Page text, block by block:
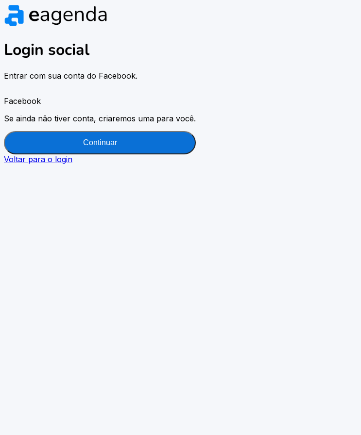
Login social
Entrar com sua conta do Facebook.
Facebook
Se ainda não tiver conta, criaremos uma para você.
Continuar
Voltar para o login